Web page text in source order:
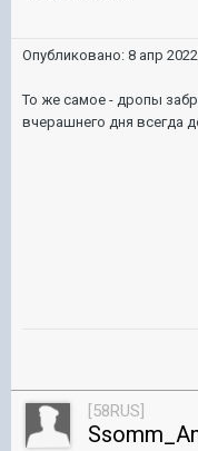
Опубликовано: 8 апр
То же самое - дропы
вчерашнего дня всегда
[58RUS]